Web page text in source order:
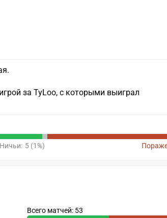
за TyLoo, с которыми выиграл
Ничьи: 5 (1%)
Всего матчей: 53